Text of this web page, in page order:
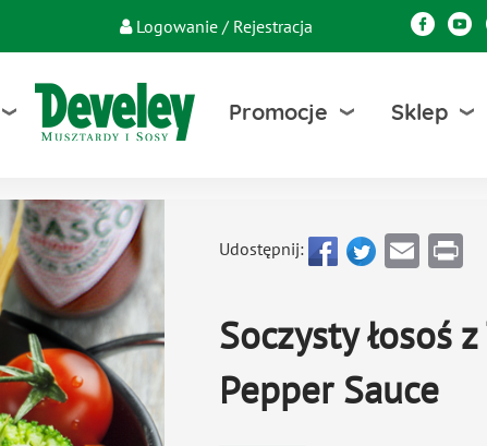
Logowanie / Rejestracja
Promocje Sklep
Udostępnij: Email
Soczysty łosoś
Pepper Sauce